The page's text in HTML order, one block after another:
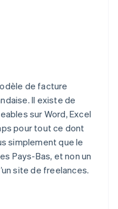
de facture
Il existe de
sur Word, Excel
pour tout ce dont
simplement que le
Pays-Bas, et non un
site de freelances.